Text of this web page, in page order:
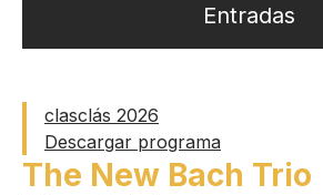
Entradas
clasclás 2026
Descargar programa
The New Bach Trio